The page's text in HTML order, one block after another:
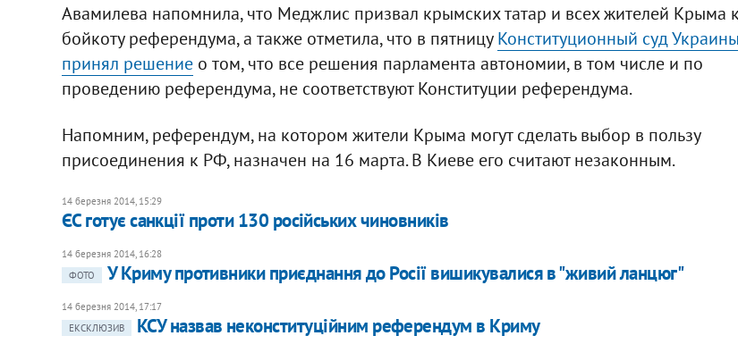
Авамилева напомнила, что Меджлис призвал крымских татар и всех жителей Крыма к
бойкоту референдума, а также отметила, что в пятницуКонституционный суд Украины
принял решениео том, что все решения парламента автономии, в том числе и по
проведению референдума, не соответствуют Конституции референдума.
Напомним, референдум, на котором жители Крыма могут сделать выбор в пользу
присоединения к РФ, назначен на 16 марта. В Киеве его считают незаконным.
14 березня 2014, 15:29
ЄС готує санкції проти 130 російських чиновників
14 березня 2014, 16:28
ФОТО
У Криму противники приєднання до Росії вишикувалися в "живий ланцюг"
14 березня 2014, 17:17
ЕКСКЛЮЗИВ
КСУ назвав неконституційним референдум в Криму